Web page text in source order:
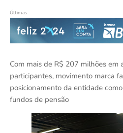
Últimas
Com mais de R$ 207 milhões em
participantes, movimento marca
posicionamento da entidade
fundos de pensão